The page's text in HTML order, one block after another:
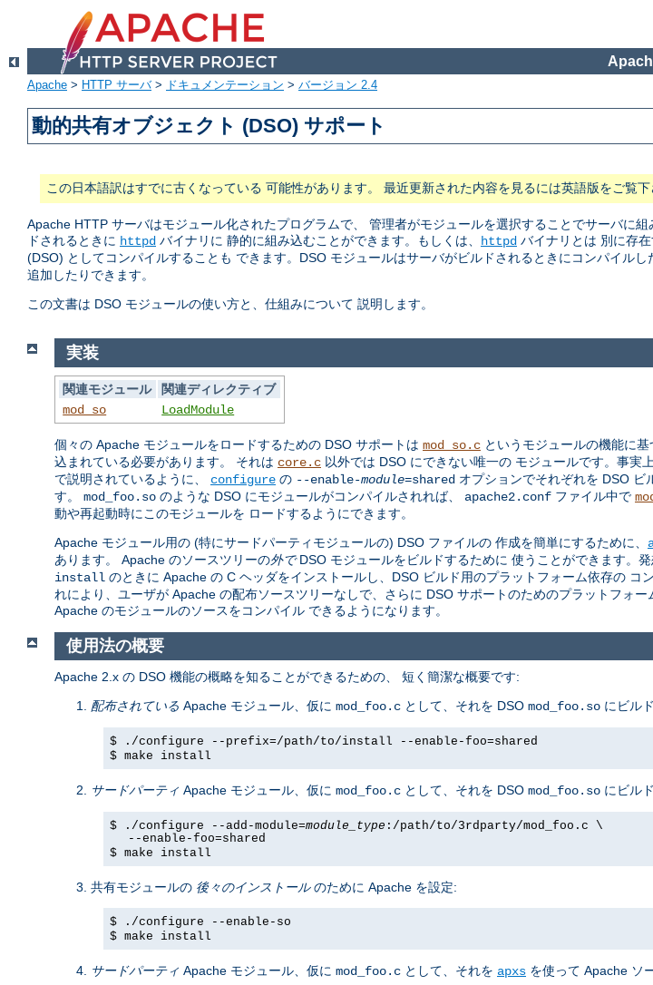
Apache > HTTP サーバ> ドキュメンテーション > バージョン 2.4
動的共有オブジェクト (DSO) サポート
この日本語訳はすでに古くなっている 可能性があります。 最近更新された内容を見るには英語版をご覧下
Apache HTTP サーバはモジュール化されたプログラムで、 管理者がモジュールを選択することでサーバに
ドされるときに httpd バイナリに 静的に組み込むことができます。もしくは、 httpd バイナリとは 別に存
(DSO) としてコンパイルすることも できます。DSO モジュールはサーバがビルドされるときにコンパイル
追加したりできます。
この文書は DSO モジュールの使い方と、仕組みについて 説明します。
実装
関連モジュール
関連ディレクティブ
mod_so
LoadModule
個々の Apache モジュールをロードするための DSO サポートは mod_so.c というモジュールの機能に
込まれている必要があります。 それは core.c 以外では DSO にできない唯一の モジュールです。事実
で説明されているように、 configure の --enable-module=shared オプションでそれぞれを DSO ビ
す。 mod_foo.so のような DSO にモジュールがコンパイルされれば、 apache2.conf ファイル中で
動や再起動時にこのモジュールを ロードするようにできます。
Apache モジュール用の (特にサードパーティモジュールの) DSO ファイルの 作成を簡単にするために、
あります。 Apache のソースツリーの外でDSO モジュールをビルドするために 使うことができます。
install のときに Apache の C ヘッダをインストールし、DSO ビルド用のプラットフォーム依存の コ
れにより、ユーザが Apache の配布ソースツリーなしで、さらに DSO サポートのためのプラットフォ
Apache のモジュールのソースをコンパイル できるようになります。
使用法の概要
Apache 2.x の DSO 機能の概略を知ることができるための、 短く簡潔な概要です:
配布されている Apache モジュール、仮に mod_foo.c として、それを DSO mod_foo.so にビル
$ ./configure --prefix=/path/to/install --enable-foo=shared
$ make install
サードパーティ Apache モジュール、仮に mod_foo.c として、それを DSO mod_foo.so にビル
$ ./configure --add-module=module_type :/path/to/3rdparty/mod_foo.c \
--enable-foo=shared
$ make install
共有モジュールの 後々のインストールのために Apache を設定:
$ ./configure --enable-so
$ make install
サードパーティ Apache モジュール、仮に mod_foo.c として、それを apxs を使って Apache ソ